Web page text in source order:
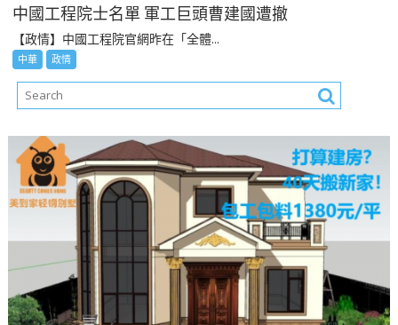
中國工程院士名單 軍工巨頭曹建國遭撤
【政情】中國工程院官網昨在「全體...
中華 政情